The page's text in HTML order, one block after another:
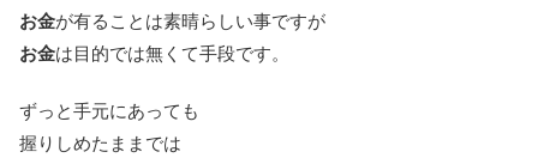
お金が有ることは素晴らしい事ですが
お金は目的では無くて手段です。
ずっと手元にあっても
握りしめたままでは